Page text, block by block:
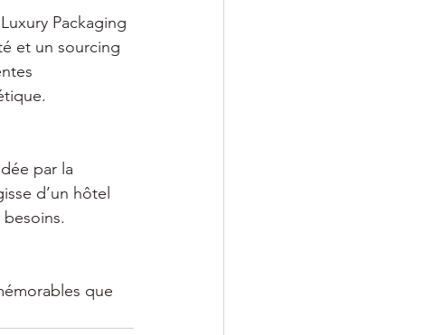
Packaging
et un sourcing
par la
d’un hôtel
que